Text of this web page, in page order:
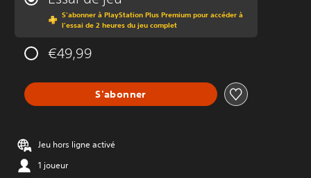
S'abonner à PlayStation Plus Premium pour accéder à
l'essai de 2 heures du jeu complet
€49,99
S'abonner
Jeu hors ligne activé
1 joueur